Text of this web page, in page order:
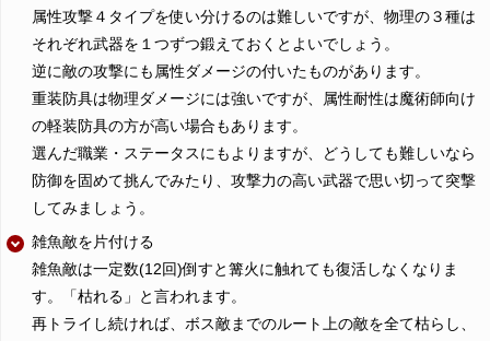
属性攻撃４タイプを使い分けるのは難しいですが、物理の３種は
それぞれ武器を１つずつ鍛えておくとよいでしょう。
逆に敵の攻撃にも属性ダメージの付いたものがあります。
重装防具は物理ダメージには強いですが、属性耐性は魔術師向け
の軽装防具の方が高い場合もあります。
選んだ職業・ステータスにもよりますが、どうしても難しいなら
防御を固めて挑んでみたり、攻撃力の高い武器で思い切って突撃
してみましょう。
雑魚敵を片付ける
雑魚敵は一定数(12回)倒すと篝火に触れても復活しなくなりま
す。「枯れる」と言われます。
再トライし続ければ、ボス敵までのルート上の敵を全て枯らし、